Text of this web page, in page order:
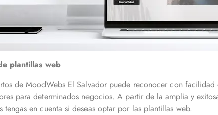
plantillas web
de MoodWebs El Salvador puede reconocer con
para determinados negocios. A partir de la amplia y
tengas en cuenta si deseas optar por las plantillas web.